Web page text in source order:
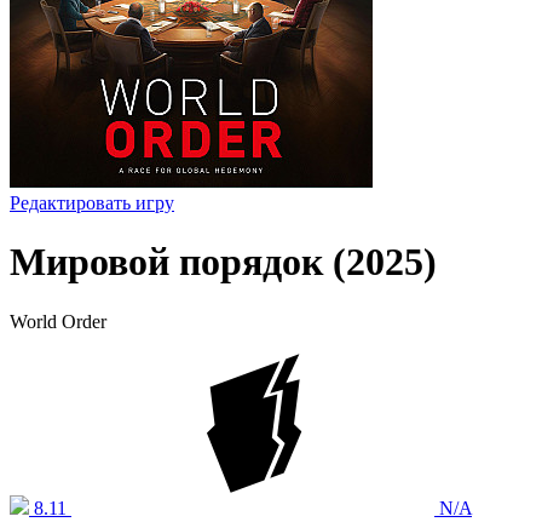
Редактировать игру
Мировой порядок (2025)
World Order
8.11 N/A